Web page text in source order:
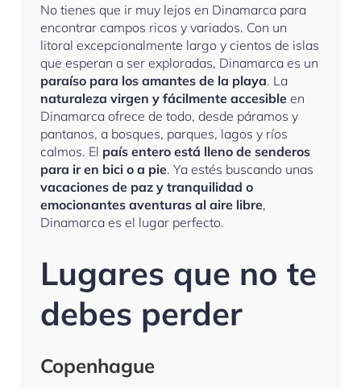
No tienes que ir muy lejos en Dinamarca para
encontrar campos ricos y variados. Con un
litoral excepcionalmente largo y cientos de islas
que esperan a ser exploradas, Dinamarca es un
paraíso para los amantes de la playa. La
naturaleza virgen y fácilmente accesible en
Dinamarca ofrece de todo, desde páramos y
pantanos, a bosques, parques, lagos y ríos
calmos. El país entero está lleno de senderos
para ir en bici o a pie. Ya estés buscando unas
vacaciones de paz y tranquilidad o
emocionantes aventuras al aire libre,
Dinamarca es el lugar perfecto.
Lugares que no te
debes perder
Copenhague